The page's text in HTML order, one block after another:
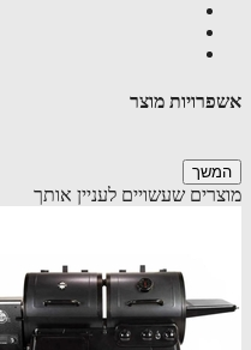
מוצר
שעשויים לעניין אותך